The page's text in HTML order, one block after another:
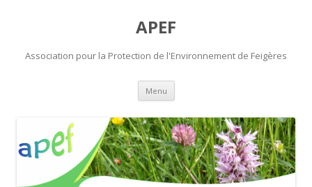
APEF
Association pour la Protection de l'Environnement de Feigères
Menu Aller
contenu